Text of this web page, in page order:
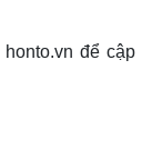
honto.vn để cập